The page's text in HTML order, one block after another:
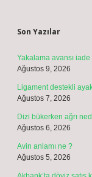
Son Yazılar
Yakalama avansı
Ağustos 9, 2026
Ligament destekli
Ağustos 7, 2026
Dizi bükerken ağrı
Ağustos 6, 2026
Avin anlamı ne ?
Ağustos 5, 2026